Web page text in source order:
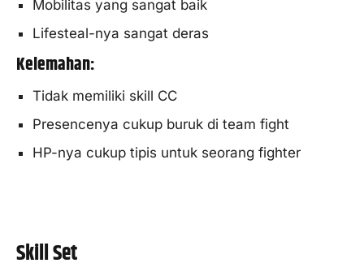
Mobilitas yang sangat baik
Lifesteal-nya sangat deras
Kelemahan:
Tidak memiliki skill CC
Presencenya cukup buruk di team fight
HP-nya cukup tipis untuk seorang fighter
Skill Set